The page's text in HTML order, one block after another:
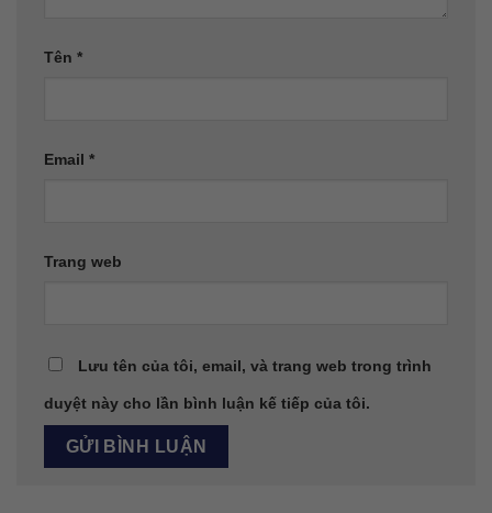
Tên *
Email *
Trang web
Lưu tên của tôi, email, và trang web trong trình
duyệt này cho lần bình luận kế tiếp của tôi.